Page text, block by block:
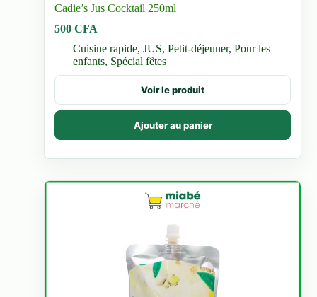
Cadie’s Jus Cocktail 250ml
500CFA
Cuisine rapide,JUS,Petit-déjeuner,Pour les
enfants, Spécial fêtes
Voir le produit
Ajouter au panier